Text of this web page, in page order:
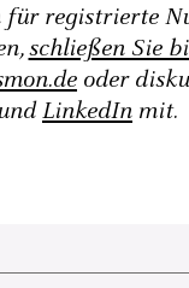
registrierte
schließen Sie
oder
LinkedIn mit.